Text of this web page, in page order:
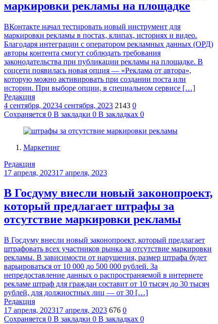
маркировки рекламы на площадке
ВКонтакте начал тестировать новый инструмент для
маркировки рекламы в постах, клипах, историях и видео.
Благодаря интеграции с оператором рекламных данных (ОРД)
авторы контента смогут соблюдать требования
законодательства при публикации рекламы на площадке. В
соцсети появилась новая опция — «Реклама от автора»,
которую можно активировать при создании поста или
истории. При выборе опции, в специальном сервисе […]
Редакция
4 сентября, 20234 сентября, 2023 2143 0
Сохраняется 0 В закладки 0 В закладках 0
Маркетинг
Редакция
17 апреля, 202317 апреля, 2023
В Госдуму внесли новый законопроект,
который предлагает штрафы за
отсутствие маркировки рекламы
В Госдуму внесли новый законопроект, который предлагает
штрафовать всех участников рынка за отсутствие маркировки
рекламы. В зависимости от нарушения, размер штрафа будет
варьироваться от 10 000 до 500 000 рублей. За
непредоставление данных о распространяемой в интернете
рекламе штраф для граждан составит от 10 тысяч до 30 тысяч
рублей, для должностных лиц — от 30 […]
Редакция
17 апреля, 202317 апреля, 2023 676 0
Сохраняется 0 В закладки 0 В закладках 0